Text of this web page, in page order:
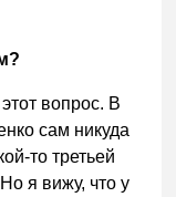
вопрос. В
сам никуда
то третьей
я вижу, что у